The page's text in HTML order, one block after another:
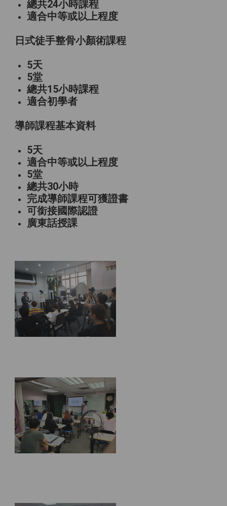
總共24小時課程
適合中等或以上程度
日式徒手整骨小顏術課程
5天
5堂
總共15小時課程
適合初學者
導師課程基本資料
5天
適合中等或以上程度
5堂
總共30小時
完成導師課程可獲證書
可銜接國際認證
廣東話授課